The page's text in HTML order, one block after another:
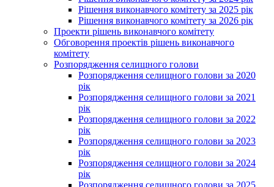
Рішення виконавчого комітету за 2025 рік
Рішення виконавчого комітету за 2026 рік
Проекти рішень виконавчого комітету
Обговорення проектів рішень виконавчого
комітету
Розпорядження селищного голови
Розпорядження селищного голови за 2020
рік
Розпорядження селищного голови за 2021
рік
Розпорядження селищного голови за 2022
рік
Розпорядження селищного голови за 2023
рік
Розпорядження селищного голови за 2024
рік
Розпорядження селищного голови за 2025